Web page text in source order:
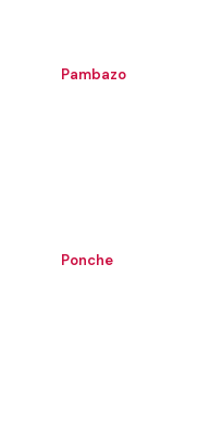
Pambazo
Ponche